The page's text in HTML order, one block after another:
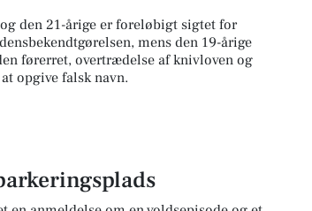
den 21-årige er foreløbigt sigtet for
mens den 19-årige
førerret, overtrædelse af knivloven og
opgive falsk navn.